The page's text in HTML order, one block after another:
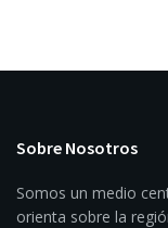
Sobre Nosotros
Somos un medio
orienta sobre la